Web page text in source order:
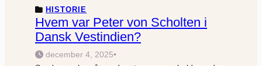
HISTORIE
Hvem var Peter von Scholten i
Dansk Vestindien?
december 4, 2025•